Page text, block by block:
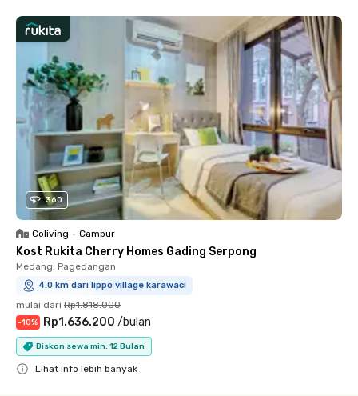
360
Coliving • Campur
Kost Rukita Cherry Homes Gading Serpong
Medang, Pagedangan
4.0 km dari lippo village karawaci
mulai dari Rp1.818.000
-10% Rp1.636.200 /bulan
Diskon sewa min. 12 Bulan
Lihat info lebih banyak